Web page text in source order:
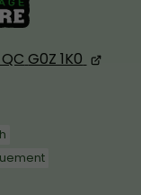
G0Z 1K0